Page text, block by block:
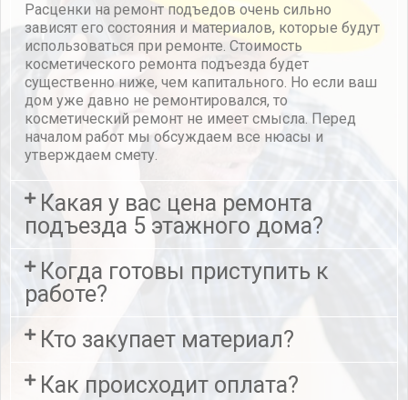
Расценки на ремонт подъедов очень сильно
зависят его состояния и материалов, которые будут
использоваться при ремонте. Стоимость
косметического ремонта подъезда будет
существенно ниже, чем капитального. Но если ваш
дом уже давно не ремонтировался, то
косметический ремонт не имеет смысла. Перед
началом работ мы обсуждаем все нюасы и
утверждаем смету.
Какая у вас цена ремонта
подъезда 5 этажного дома?
Когда готовы приступить к
работе?
Кто закупает материал?
Как происходит оплата?